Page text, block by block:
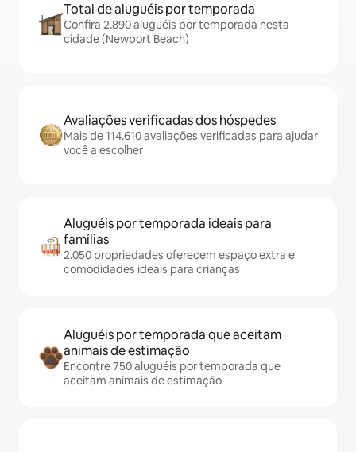
Total de aluguéis por temporada
Confira 2.890 aluguéis por temporada nesta
cidade (Newport Beach)
Avaliações verificadas dos hóspedes
Mais de 114.610 avaliações verificadas para ajudar
você a escolher
Aluguéis por temporada ideais para
famílias
2.050 propriedades oferecem espaço extra e
comodidades ideais para crianças
Aluguéis por temporada que aceitam
animais de estimação
Encontre 750 aluguéis por temporada que
aceitam animais de estimação